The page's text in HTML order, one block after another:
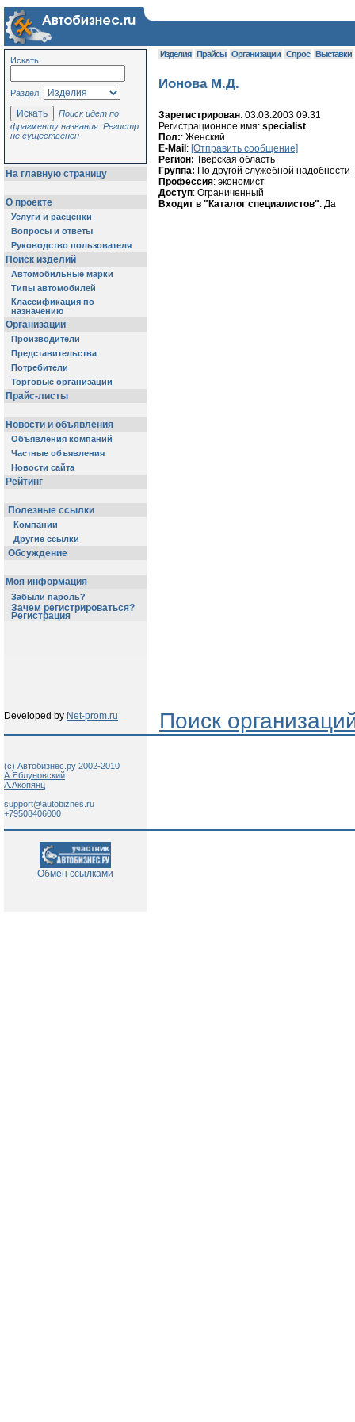
Искать:
Раздел:
Поиск идет по
фрагменту названия. Регистр
не существенен
На главную страницу
О проекте
Услуги и расценки
Вопросы и ответы
Руководство пользователя
Поиск изделий
Автомобильные марки
Типы автомобилей
Классификация по
назначению
Организации
Производители
Представительства
Потребители
Торговые организации
Прайс-листы
Новости и объявления
Объявления компаний
Частные объявления
Новости сайта
Рейтинг
Полезные ссылки
Компании
Другие ссылки
Обсуждение
Моя информация
Забыли пароль?
Зачем регистрироваться?
Регистрация
Изделия Прайсы Организации Спрос Выставки
Ионова М.Д.
Зарегистрирован: 03.03.2003 09:31
Регистрационное имя: specialist
Пол:: Женский
E-Mail : [Отправить сообщение]
Регион: Тверская область
Группа: По другой служебной надобности
Профессия: экономист
Доступ: Ограниченный
Входит в "Каталог специалистов": Да
Developed by Net-prom.ru Поиск
(c) Автобизнес.ру 2002-2010
А.Яблуновский
А.Акопянц
support@autobiznes.ru
+79508406000
Обмен ссылками